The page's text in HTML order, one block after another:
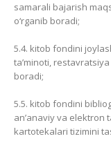
samarali bajarish
o‘rganib boradi;
5.4. kitob fondini
ta’minoti,
boradi;
5.5. kitob fondini
an’anaviy va
kartotekalari tizimini